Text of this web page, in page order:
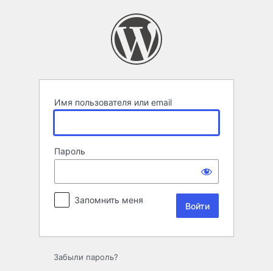
Имя пользователя или email
Пароль
Запомнить меня
Забыли пароль?